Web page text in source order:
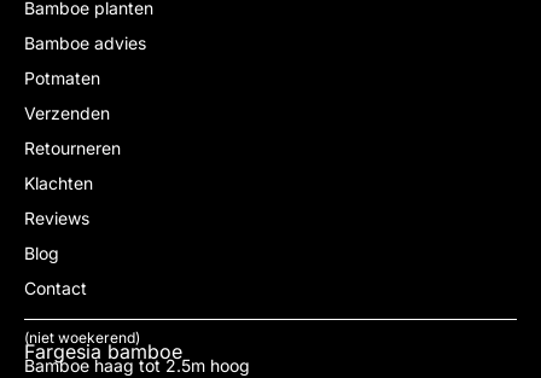
Bamboe planten
Bamboe advies
Potmaten
Verzenden
Retourneren
Klachten
Reviews
Blog
Contact
Fargesia bamboe
(niet woekerend)
Bamboe haag tot 2.5m hoog